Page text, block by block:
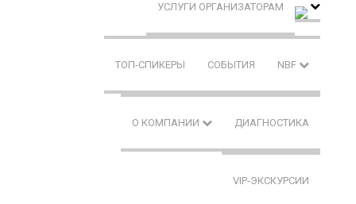
УСЛУГИ ОРГАНИЗАТОРАМ
ТОП-СПИКЕРЫ СОБЫТИЯ NBF
О КОМПАНИИ ДИАГНОСТИКА
VIP-ЭКСКУРСИИ